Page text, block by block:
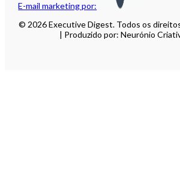
E-mail marketing por:
© 2026 Executive Digest. Todos os
| Produzido por: Neurónio